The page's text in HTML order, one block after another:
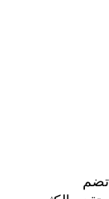
تضم